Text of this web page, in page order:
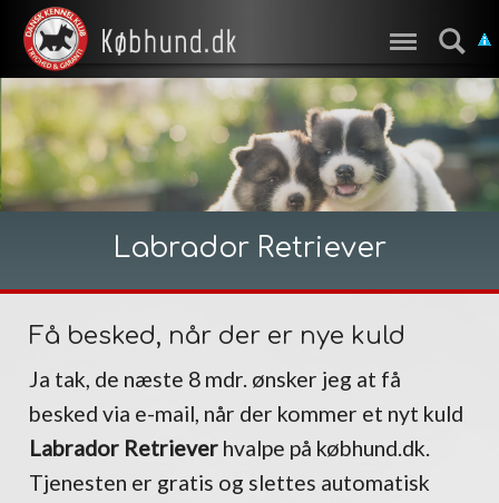
Labrador Retriever
Få besked, når der er nye kuld
Ja tak, de næste 8 mdr. ønsker jeg at få
besked via e-mail, når der kommer et nyt kuld
Labrador Retriever hvalpe på købhund.dk.
Tjenesten er gratis og slettes automatisk